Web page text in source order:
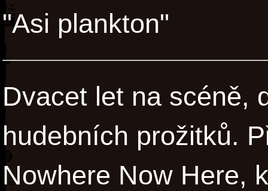
"Asi plankton"
Dvacet let na scéně,
hudebních prožitků.
Nowhere Now Here,